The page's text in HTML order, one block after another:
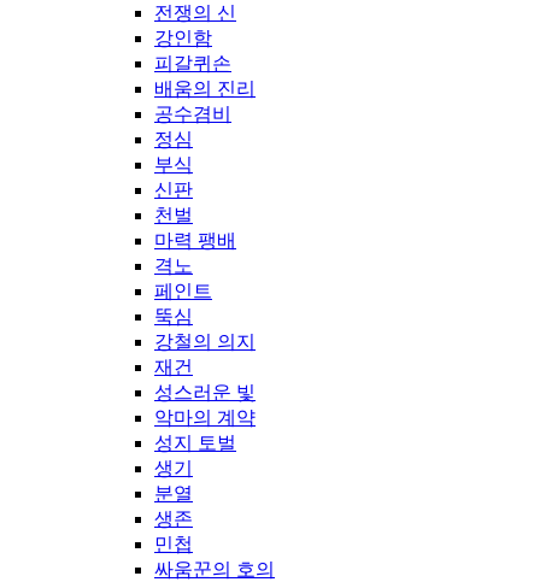
전쟁의 신
강인함
피갈퀴손
배움의 진리
공수겸비
정심
부식
신판
천벌
마력 팽배
격노
페인트
뚝심
강철의 의지
재건
성스러운 빛
악마의 계약
성지 토벌
생기
분열
생존
민첩
싸움꾼의 호의